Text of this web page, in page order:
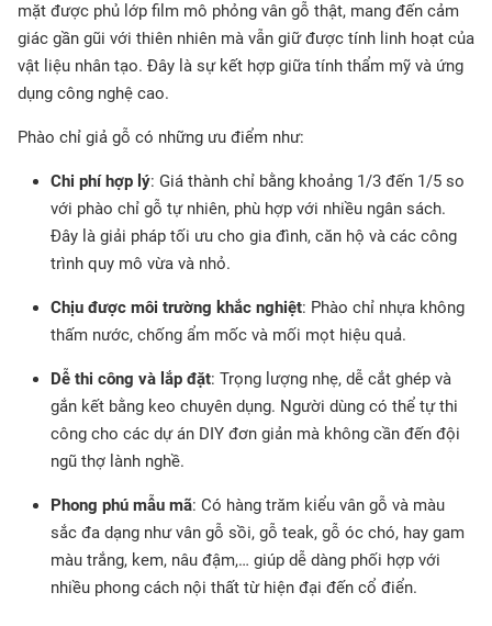
mặt được phủ lớp film mô phỏng vân gỗ thật, mang đến cảm
giác gần gũi với thiên nhiên mà vẫn giữ được tính linh hoạt của
vật liệu nhân tạo. Đây là sự kết hợp giữa tính thẩm mỹ và ứng
dụng công nghệ cao.
Phào chỉ giả gỗ có những ưu điểm như:
Chi phí hợp lý: Giá thành chỉ bằng khoảng 1/3 đến 1/5 so
với phào chỉ gỗ tự nhiên, phù hợp với nhiều ngân sách.
Đây là giải pháp tối ưu cho gia đình, căn hộ và các công
trình quy mô vừa và nhỏ.
Chịu được môi trường khắc nghiệt: Phào chỉ nhựa không
thấm nước, chống ẩm mốc và mối mọt hiệu quả.
Dễ thi công và lắp đặt: Trọng lượng nhẹ, dễ cắt ghép và
gắn kết bằng keo chuyên dụng. Người dùng có thể tự thi
công cho các dự án DIY đơn giản mà không cần đến đội
ngũ thợ lành nghề.
Phong phú mẫu mã: Có hàng trăm kiểu vân gỗ và màu
sắc đa dạng như vân gỗ sồi, gỗ teak, gỗ óc chó, hay gam
màu trắng, kem, nâu đậm,… giúp dễ dàng phối hợp với
nhiều phong cách nội thất từ hiện đại đến cổ điển.